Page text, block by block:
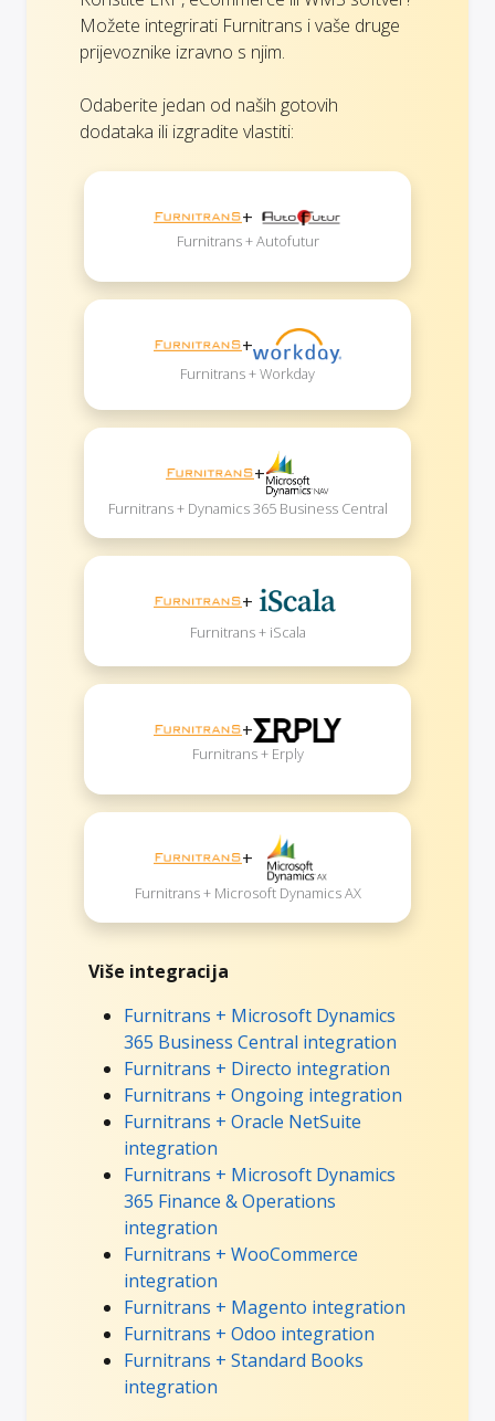
Možete integrirati Furnitrans i vaše druge
prijevoznike izravno s njim.
Odaberite jedan od naših gotovih
dodataka ili izgradite vlastiti:
+
Furnitrans + Autofutur
+
Furnitrans + Workday
+
Furnitrans + Dynamics 365 Business Central
+
Furnitrans + iScala
+
Furnitrans + Erply
+
Furnitrans + Microsoft Dynamics AX
Više integracija
Furnitrans + Microsoft Dynamics
365 Business Central integration
Furnitrans + Directo integration
Furnitrans + Ongoing integration
Furnitrans + Oracle NetSuite
integration
Furnitrans + Microsoft Dynamics
365 Finance & Operations
integration
Furnitrans + WooCommerce
integration
Furnitrans + Magento integration
Furnitrans + Odoo integration
Furnitrans + Standard Books
integration